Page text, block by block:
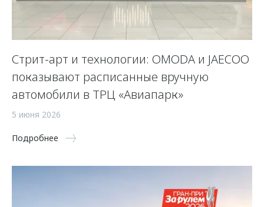
Стрит-арт и технологии: OMODA и JAECOO
показывают расписанные вручную
автомобили в ТРЦ «Авиапарк»
5 июня 2026
Подробнее